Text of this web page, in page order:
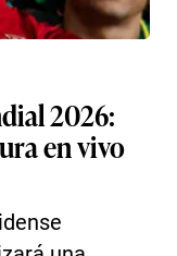
2026:
en vivo